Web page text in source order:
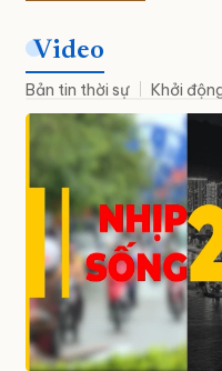
Video
Bản tin thời sự Khởi